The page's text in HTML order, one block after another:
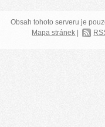
Obsah tohoto serveru je
Mapa stránek